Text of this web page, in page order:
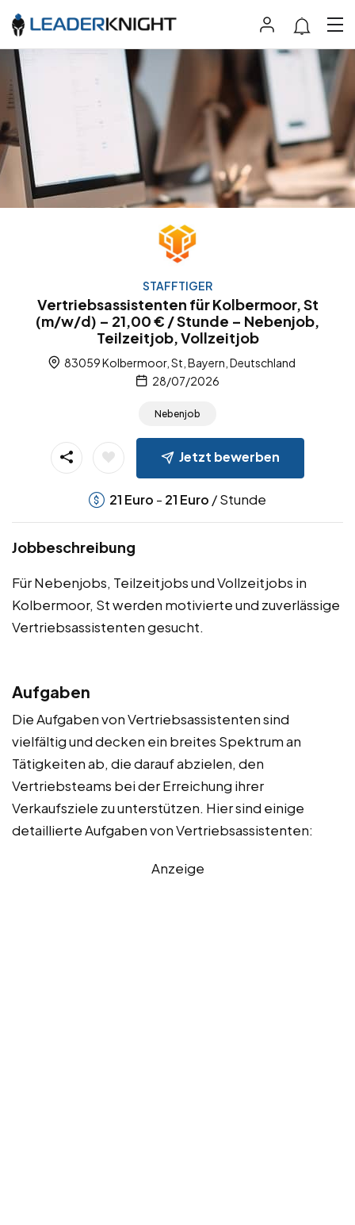
STAFFTIGER
Vertriebsassistenten für Kolbermoor, St
(m/w/d) – 21,00 € / Stunde – Nebenjob,
Teilzeitjob, Vollzeitjob
83059 Kolbermoor, St, Bayern, Deutschland
28/07/2026
Nebenjob
Jetzt bewerben
21 Euro - 21 Euro / Stunde
Jobbeschreibung
Für Nebenjobs, Teilzeitjobs und Vollzeitjobs in
Kolbermoor, St werden motivierte und zuverlässige
Vertriebsassistenten gesucht.
Aufgaben
Die Aufgaben von Vertriebsassistenten sind
vielfältig und decken ein breites Spektrum an
Tätigkeiten ab, die darauf abzielen, den
Vertriebsteams bei der Erreichung ihrer
Verkaufsziele zu unterstützen. Hier sind einige
detaillierte Aufgaben von Vertriebsassistenten:
Anzeige